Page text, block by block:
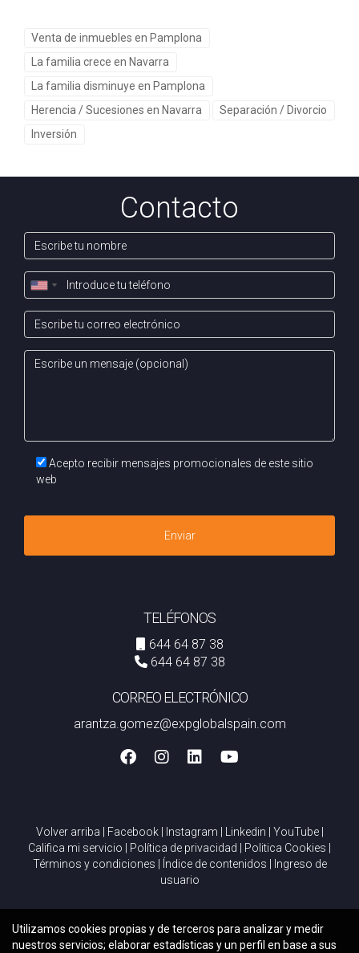
Venta de inmuebles en Pamplona
La familia crece en Navarra
La familia disminuye en Pamplona
Herencia / Sucesiones en Navarra
Separación / Divorcio
Inversión
Contacto
Acepto recibir mensajes promocionales de este sitio
web
Enviar
TELÉFONOS
644 64 87 38
644 64 87 38
CORREO ELECTRÓNICO
arantza.gomez@expglobalspain.com
Volver arriba Facebook| Instagram Linkedin YouTube|
Califica mi servicio
Política de privacidad Politica Cookies
Términos y condiciones
Índice de contenidos
Ingreso de
usuario
Utilizamos cookies propias y de terceros para analizar y medir
nuestros servicios; elaborar estadísticas y un perfil en base a sus